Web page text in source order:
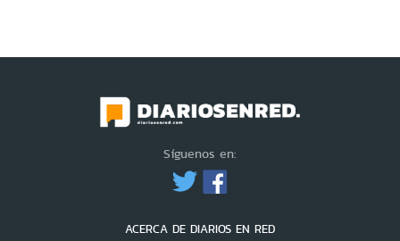
Síguenos en:
ACERCA DE DIARIOS EN RED